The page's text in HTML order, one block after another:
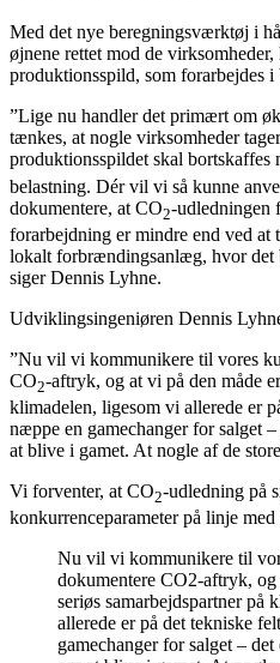
Med det nye beregningsværktøj i
øjnene rettet mod de
produktionsspild, som forarbejdes i
”Lige nu handler det primært om
tænkes, at nogle virksomheder
produktionsspildet skal bortskaffes
belastning. Dér vil vi så kunne
dokumentere, at CO2-udledningen
forarbejdning er mindre end ved at
lokalt forbrændingsanlæg, hvor det
siger Dennis Lyhne.
Udviklingsingeniøren Dennis
”Nu vil vi kommunikere til vores
CO2-aftryk, og at vi på den måde
klimadelen, ligesom vi allerede er
næppe en gamechanger for salget
at blive i gamet. At nogle af de
Vi forventer, at CO2-udledning på
konkurrenceparameter på linje
Nu vil vi kommunikere til
dokumentere CO2-aftryk, og
seriøs samarbejdspartner på
allerede er på det tekniske
gamechanger for salget – det